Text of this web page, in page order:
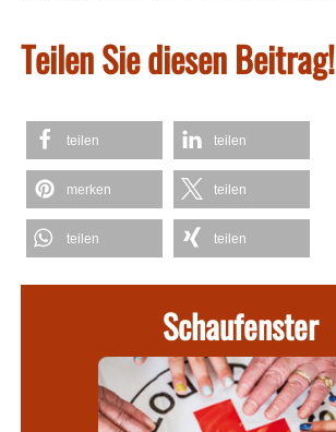
Teilen Sie diesen Beitrag!
teilen teilen
merken teilen
teilen teilen
Schaufenster